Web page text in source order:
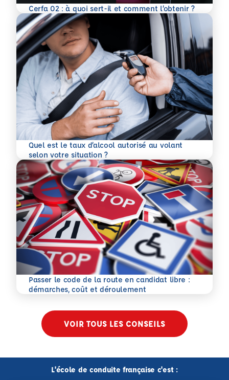
Cerfa 02 : à quoi sert-il et comment l’obtenir ?
En savoir plus
Quel est le taux d’alcool autorisé au volant
selon votre situation ?
En savoir plus
Passer le code de la route en candidat libre :
démarches, coût et déroulement
En savoir plus
VOIR TOUS LES CONSEILS
L'école de conduite française c'est :